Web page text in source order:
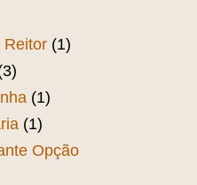
Reitor (1)
(1)
(1)
Opção